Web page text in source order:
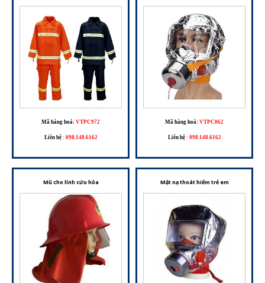
Mã hàng hoá: VTPC972
Liên hệ : 098.148.6162
Mã hàng hoá: VTPC062
Liên hệ : 098.148.6162
Mũ cho lính cứu hỏa Mặt nạ thoát hiểm trẻ em